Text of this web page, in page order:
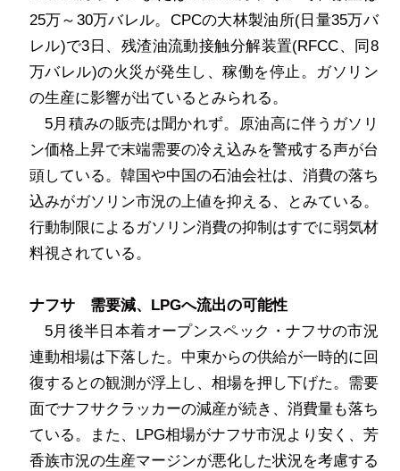
25万～ 30万バレル。 CPCの大林製油所( 日量35万バ
レル)で3 日、残渣油流動接触分解装置(RFCC、同 8
万バレル)の火災が発生し、稼働を停止。ガソリン
の生産に影響が出ているとみられる。
5月積みの販売は聞かれず。原油高に伴うガソリ
ン価格上昇で末端需要の冷え込みを警戒する声が台
頭している。韓国や中国の石油会社は、消費の落ち
込みがガソリン市況の上値を抑える、とみている。
行動制限によるガソリン消費の抑制はすでに弱気材
料視されている。
ナフサ 需要減、 LPGへ流出の可能性
5月後半日本着オープンスペック・ナフサの市況
連動相場は下落した。中東からの供給が一時的に回
復するとの観測が浮上し、相場を押し下げた。需要
面でナフサクラッカーの減産が続き、消費量も落ち
ている。また、 LPG相場がナフサ市況より安く、芳
香族市況の生産マージンが悪化した状況を考慮する